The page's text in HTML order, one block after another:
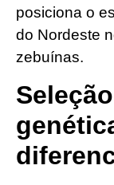
posiciona o
do Nordeste
zebuínas.